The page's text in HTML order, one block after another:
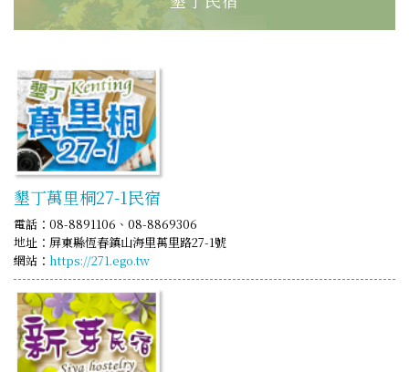
墾丁萬里桐27-1民宿
電話：08-8891106、08-8869306
地址：屏東縣恆春鎮山海里萬里路27-1號
網站： https://271.ego.tw